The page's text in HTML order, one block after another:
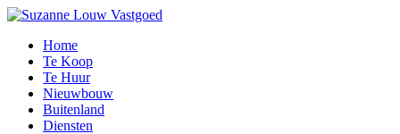
Home
Te Koop
Te Huur
Nieuwbouw
Buitenland
Diensten